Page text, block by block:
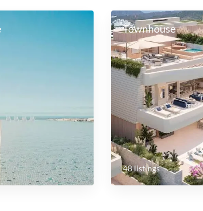
Townhouse
48 listings